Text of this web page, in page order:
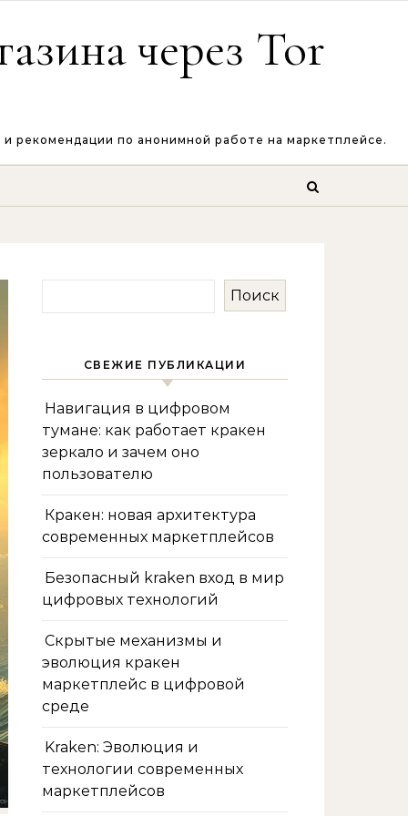
через Tor
рекомендации по анонимной работе на маркетплейсе.
Поиск
СВЕЖИЕ ПУБЛИКАЦИИ
Навигация в цифровом
тумане: как работает кракен
зеркало и зачем оно
пользователю
Кракен: новая архитектура
современных маркетплейсов
Безопасный kraken вход в мир
цифровых технологий
Скрытые механизмы и
эволюция кракен
маркетплейс в цифровой
среде
Kraken: Эволюция и
технологии современных
маркетплейсов